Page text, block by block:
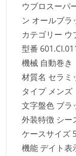
ウブロスーパ
ン オールブラ
カテゴリー ウ
型番
機械 自動巻き
材質名 セラミ
タイプ メンズ
文字盤色 ブラ
外装特徴 シー
ケースサイズ
機能 デイト表